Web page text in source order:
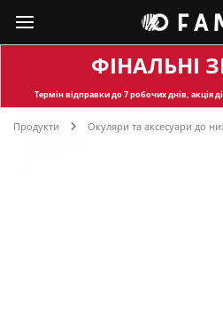
ФІНАЛЬНІ
Термін відправкидо 7 робочих днів, акція
Продукти Окуляри та аксесуари до